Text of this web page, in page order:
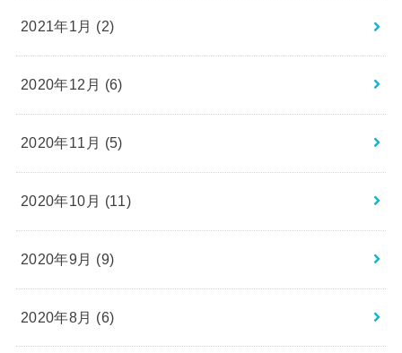
2021年1月 (2)
2020年12月 (6)
2020年11月 (5)
2020年10月 (11)
2020年9月 (9)
2020年8月 (6)